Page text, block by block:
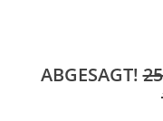
ABGESAGT!